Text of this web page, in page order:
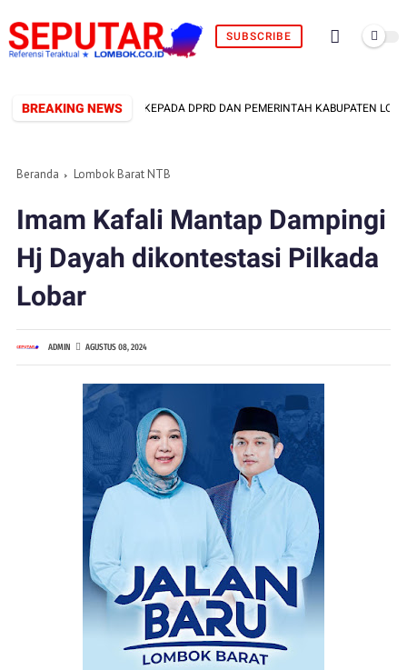
SUBSCRIBE
BREAKING NEWS
12 TUNTUTAN KEPADA DPRD DAN PEMERINTAH KABUPATEN LOMBOK
Beranda Lombok Barat NTB
Imam Kafali Mantap Dampingi
Hj Dayah dikontestasi Pilkada
Lobar
ADMIN AGUSTUS 08, 2024